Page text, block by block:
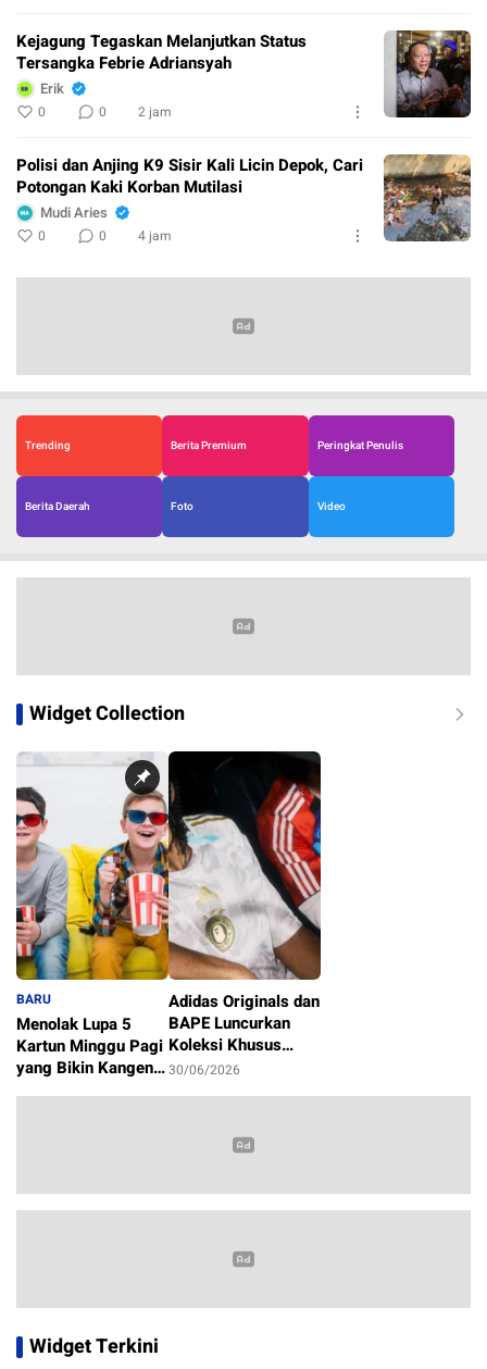
Kejagung Tegaskan Melanjutkan Status
Tersangka Febrie Adriansyah
Erik
0 0 2 jam
Polisi dan Anjing K9 Sisir Kali Licin Depok, Cari
Potongan Kaki Korban Mutilasi
Mudi Aries
0 0 4 jam
Trending Berita Premium Peringkat Penulis
Berita Daerah Foto Video
Widget Collection
BARU
Menolak Lupa 5
Kartun Minggu Pagi
yang Bikin Kangen
1/07/2026
Adidas Originals dan
BAPE Luncurkan
Koleksi Khusus
Sambut Piala Dunia
30/06/2026
Widget Terkini